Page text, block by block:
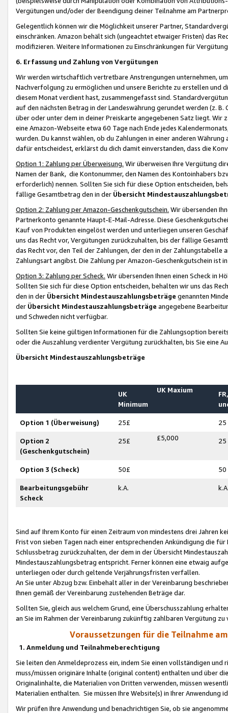
Vergütungen und/oder der Beendigung deiner Teilnahme am
Gelegentlich können wir die Möglichkeit unserer Partner,
einschränken. Amazon behält sich (ungeachtet etwaiger Fristen) das
modifizieren. Weitere Informationen zu Einschränkungen für
6. Erfassung und Zahlung von Vergütungen
Wir werden wirtschaftlich vertretbare Anstrengungen unternehmen,
Nachverfolgung zu ermöglichen und unsere Berichte zu erstellen und
diesem Monat verdient hast, zusammengefasst sind.
auf den nächsten Betrag in der Landeswährung gerundet werden (z.
über oder unter dem in deiner Preiskarte angegebenen Satz liegt.
eine Amazon-Webseite etwa 60 Tage nach Ende jedes
wurden. Du kannst wählen, ob du Zahlungen in einer anderen
dafür entscheidest, erklärst du dich damit einverstanden, dass die
Option 1: Zahlung per Überweisung. Wir überweisen Ihre Vergütung
Namen der Bank, die Kontonummer, den Namen des Kontoinhabers
erforderlich) nennen. Sollten Sie sich für diese Option entscheiden,
fällige Gesamtbetrag den in der Übersicht
Option 2: Zahlung per Amazon-Geschenkgutschein. Wir übersenden
Partnerkonto genannte Haupt-E-Mail-Adresse. Diese
Kauf von Produkten eingelöst werden und unterliegen unseren
uns das Recht vor, Vergütungen zurückzuhalten, bis der fällige
das Recht vor, den Teil der Zahlungen, der den in der
Zahlungsart angibst. Die Zahlung per Amazon-Geschenkgutschein ist
Option 3: Zahlung per Scheck. Wir übersenden Ihnen einen Scheck in
Sollten Sie sich für diese Option entscheiden, behalten wir uns das
den in der Übersicht Mindestauszahlungsbeträge genannten
der Übersicht Mindestauszahlungsbeträge angegebene
und Schweden nicht verfügbar.
Sollten Sie keine gültigen Informationen für die Zahlungsoption
oder die Auszahlung verdienter Vergütung zurückhalten, bis Sie
Übersicht Mindestauszahlungsbeträge
UK
Minimum
UK Maxium
Option 1 (Überweisung) 25£ 25
Option 2
(Geschenkgutschein)
25£ £5,000 25
Option 3 (Scheck) 50£ 50
Bearbeitungsgebühr
Scheck
k.A.
Sind auf Ihrem Konto für einen Zeitraum von mindestens drei Jahren
Frist von sieben Tagen nach einer entsprechenden Ankündigung die
Schlussbetrag zurückzuhalten, der dem in der Übersicht
Mindestauszahlungsbetrag entspricht. Ferner können eine etwaig
unterliegen oder durch geltende Verjährungsfristen verfallen.
An Sie unter Abzug bzw. Einbehalt aller in der Vereinbarung
Ihnen gemäß der Vereinbarung zustehenden Beträge dar.
Sollten Sie, gleich aus welchem Grund, eine Überschusszahlung
an Sie im Rahmen der Vereinbarung zukünftig zahlbaren Vergütung zu
Voraussetzungen für die Teilnahme
1. Anmeldung und Teilnahmeberechtigung
Sie leiten den Anmeldeprozess ein, indem Sie einen vollständigen
muss/müssen originäre Inhalte (original content) enthalten und über
Originalinhalte, die Materialien von Dritten verwenden, müssen
Materialien enthalten. Sie müssen Ihre Website(s) in Ihrer Anwendung
Wir prüfen Ihre Anwendung und benachrichtigen Sie, ob sie